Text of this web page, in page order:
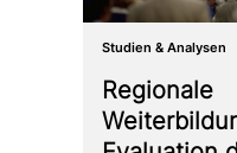
Studien & Analysen
Regionale